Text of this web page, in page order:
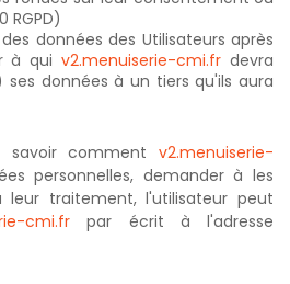
données des Utilisateurs après
à quiv2.menuiserie-cmi.fr devra
données à un tiers qu'ils aura
savoir comment v2.menuiserie-
personnelles, demander à les
traitement, l'utilisateur peut
cmi.fr par écrit à l'adresse